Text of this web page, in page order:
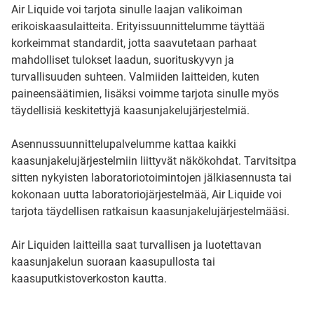
Air Liquide voi tarjota sinulle laajan valikoiman
erikoiskaasulaitteita. Erityissuunnittelumme täyttää
korkeimmat standardit, jotta saavutetaan parhaat
mahdolliset tulokset laadun, suorituskyvyn ja
turvallisuuden suhteen. Valmiiden laitteiden, kuten
paineensäätimien, lisäksi voimme tarjota sinulle myös
täydellisiä keskitettyjä kaasunjakelujärjestelmiä.
Asennussuunnittelupalvelumme kattaa kaikki
kaasunjakelujärjestelmiin liittyvät näkökohdat. Tarvitsitpa
sitten nykyisten laboratoriotoimintojen jälkiasennusta tai
kokonaan uutta laboratoriojärjestelmää, Air Liquide voi
tarjota täydellisen ratkaisun kaasunjakelujärjestelmääsi.
Air Liquiden laitteilla saat turvallisen ja luotettavan
kaasunjakelun suoraan kaasupullosta tai
kaasuputkistoverkoston kautta.